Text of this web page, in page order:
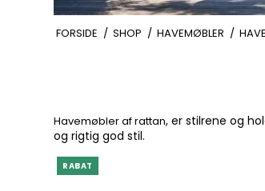
FORSIDE / SHOP / HAVEMØBLER /
Havemøbler af rattan, er stilrene og
og rigtig god stil.
RABAT